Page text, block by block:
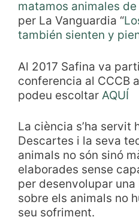
matamos animales
per La Vanguardia “
también sienten y
Al 2017 Safina va
conferencia al CCCB
podeu escoltar AQUÍ
La ciència s’ha servit
Descartes i la seva
animals no són sinó
elaborades sense
per desenvolupar
sobre els animals no
seu sofriment.